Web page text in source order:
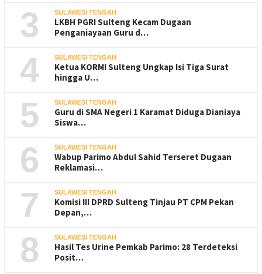
3 SULAWESI TENGAH
LKBH PGRI Sulteng Kecam Dugaan
Penganiayaan Guru d…
4 SULAWESI TENGAH
Ketua KORMI Sulteng Ungkap Isi Tiga Surat
hingga U…
5 SULAWESI TENGAH
Guru di SMA Negeri 1 Karamat Diduga Dianiaya
Siswa…
6 SULAWESI TENGAH
Wabup Parimo Abdul Sahid Terseret Dugaan
Reklamasi…
7 SULAWESI TENGAH
Komisi III DPRD Sulteng Tinjau PT CPM Pekan
Depan,…
8 SULAWESI TENGAH
Hasil Tes Urine Pemkab Parimo: 28 Terdeteksi
Posit…